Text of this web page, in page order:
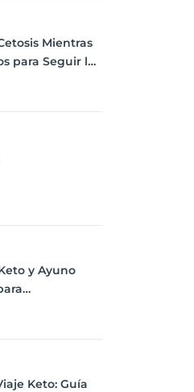
Mientras
para Seguir la
y Ayuno
Keto: Guía